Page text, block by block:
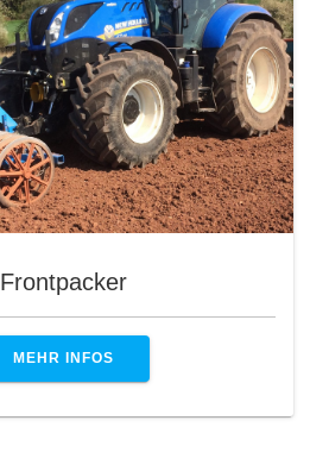
Frontpacker
MEHR INFOS